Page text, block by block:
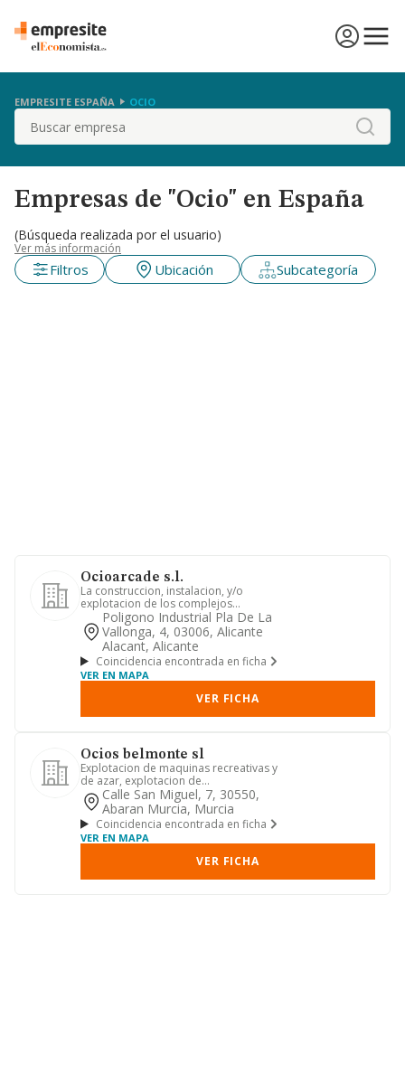
EMPRESITE ESPAÑA OCIO
Buscar
Empresas de "Ocio" en España
(Búsqueda realizada por el usuario)
Ver más información
Filtros Ubicación Subcategoría
Ocioarcade s.l.
La construccion, instalacion, y/o
explotacion de los complejos
deportivos, recreativos y/o de resta...
Poligono Industrial Pla De La
Vallonga, 4, 03006, Alicante
Alacant, Alicante
Coincidencia encontrada en ficha
VER EN MAPA
VER FICHA
Ocios belmonte sl
Explotacion de maquinas recreativas y
de azar, explotacion de
establecimientos relacionados con la ...
Calle San Miguel, 7, 30550,
Abaran Murcia, Murcia
Coincidencia encontrada en ficha
VER EN MAPA
VER FICHA